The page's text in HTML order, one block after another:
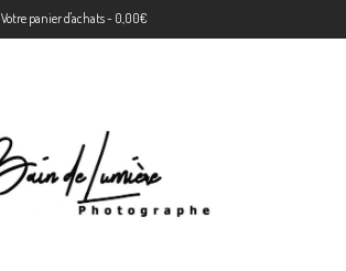
Votre panier d'achats- 0,00€